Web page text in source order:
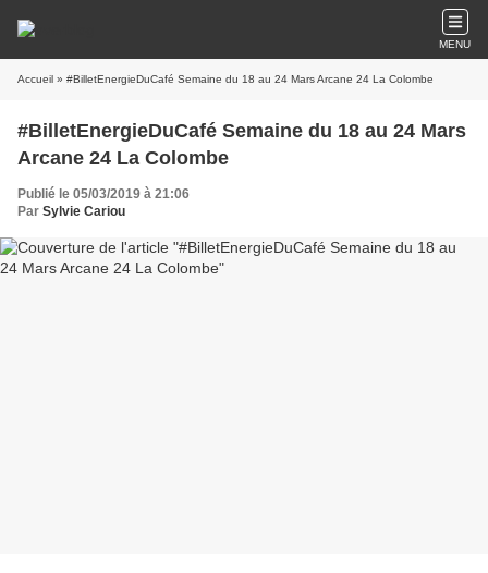
MENU
Accueil » #BilletEnergieDuCafé Semaine du 18 au 24 Mars Arcane 24 La Colombe
#BilletEnergieDuCafé Semaine du 18 au 24 Mars
Arcane 24 La Colombe
Publié le 05/03/2019 à 21:06
Par Sylvie Cariou